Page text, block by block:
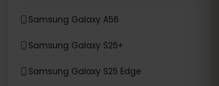
Samsung Galaxy A56
Samsung Galaxy S25+
Samsung Galaxy S25 Edge